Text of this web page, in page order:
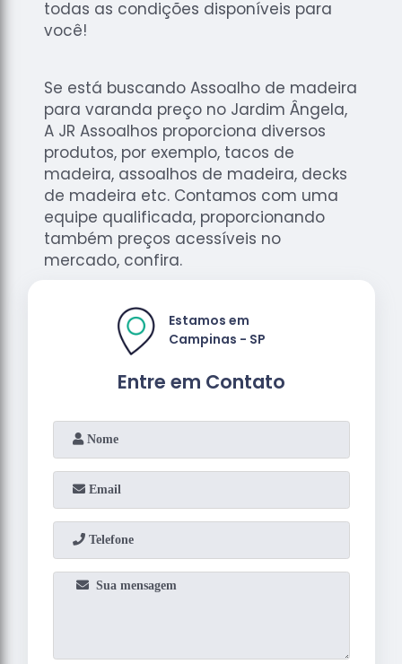
todas as condições disponíveis para
você!
Se está buscando Assoalho de madeira
para varanda preço no Jardim Ângela,
A JR Assoalhos proporciona diversos
produtos, por exemplo, tacos de
madeira, assoalhos de madeira, decks
de madeira etc. Contamos com uma
equipe qualificada, proporcionando
também preços acessíveis no
mercado, confira.
Entre em Contato
Estamos em
Campinas - SP